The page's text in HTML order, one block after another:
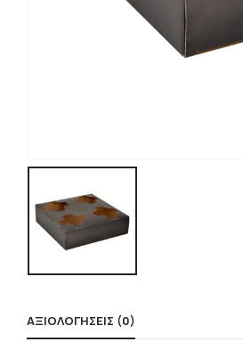
ΑΞΙΟΛΟΓΉΣΕΙΣ (0)